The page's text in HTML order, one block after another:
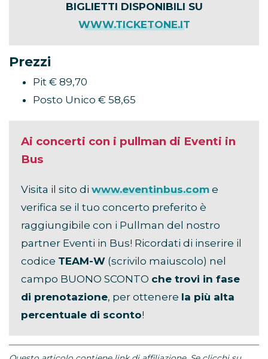
BIGLIETTI DISPONIBILI SU
WWW.TICKETONE.IT
Prezzi
Pit € 89,70
Posto Unico € 58,65
Ai concerti con i pullman di Eventi in
Bus
Visita il sito di www.eventinbus.com e
verifica se il tuo concerto preferito è
raggiungibile con i Pullman del nostro
partner Eventi in Bus! Ricordati di inserire il
codice TEAM-W (scrivilo maiuscolo) nel
campo BUONO SCONTO che trovi in fase
di prenotazione, per ottenere la più alta
percentuale di sconto!